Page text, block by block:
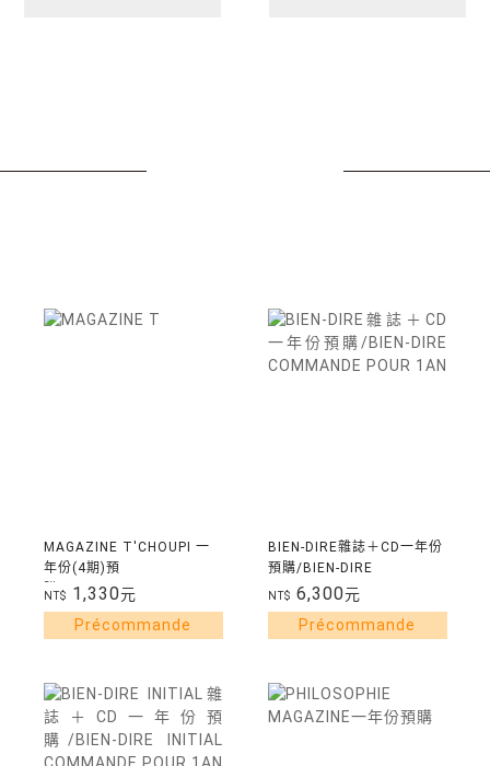
MAGAZINE T'CHOUPI 一
年份(4期)預
購/ABONNEMENT
T'CHOUPI 1AN-4
NUMEROS
NT$ 1,330元
BIEN-DIRE雜誌＋CD一年份
預購/BIEN-DIRE
COMMANDE POUR 1AN
NT$ 6,300元